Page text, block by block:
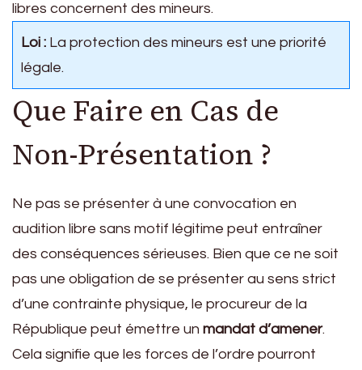
libres concernent des mineurs.
Loi : La protection des mineurs est une priorité
légale.
Que Faire en Cas de
Non-Présentation ?
Ne pas se présenter à une convocation en
audition libre sans motif légitime peut entraîner
des conséquences sérieuses. Bien que ce ne soit
pas une obligation de se présenter au sens strict
d’une contrainte physique, le procureur de la
République peut émettre un mandat d’amener.
Cela signifie que les forces de l’ordre pourront